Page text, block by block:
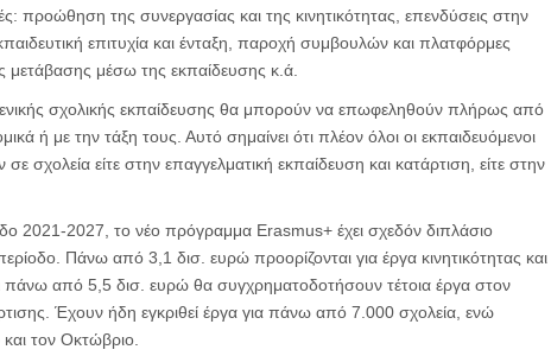
προώθηση της συνεργασίας και της κινητικότητας, επενδύσεις στην
επιτυχία και ένταξη, παροχή συμβουλών και πλατφόρμες
μετάβασης μέσω της εκπαίδευσης κ.ά.
σχολικής εκπαίδευσης θα μπορούν να επωφεληθούν πλήρως από
ή με την τάξη τους. Αυτό σημαίνει ότι πλέον όλοι οι εκπαιδευόμενοι
σε σχολεία είτε στην επαγγελματική εκπαίδευση και κατάρτιση, είτε στην
2021-2027, το νέο πρόγραμμα Erasmus+ έχει σχεδόν διπλάσιο
Πάνω από 3,1 δισ. ευρώ προορίζονται για έργα κινητικότητας και
πάνω από 5,5 δισ. ευρώ θα συγχρηματοδοτήσουν τέτοια έργα στον
Έχουν ήδη εγκριθεί έργα για πάνω από 7.000 σχολεία, ενώ
τον Οκτώβριο.